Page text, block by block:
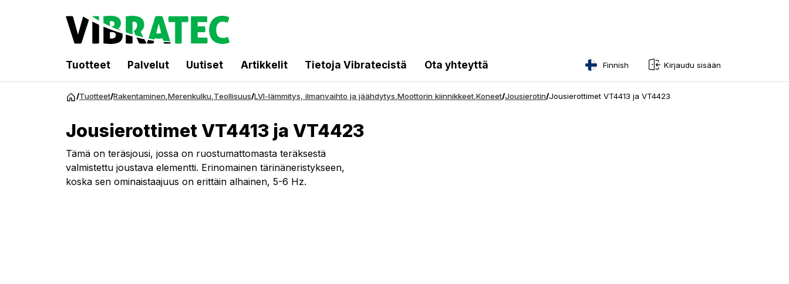
Tuotteet Palvelut Uutiset Artikkelit Tietoja Vibratecistä Ota yhteyttä Finnish Kirjaudu sisään
/Tuotteet/Rakentaminen,Merenkulku,Teollisuus/LVI-lämmitys, ilmanvaihto ja jäähdytys,Moottorin kiinnikkeet,Koneet/Jousierotin/Jousierottimet VT4413 ja VT4423
Jousierottimet VT4413 ja VT4423
Tämä on teräsjousi, jossa on ruostumattomasta teräksestä
valmistettu joustava elementti. Erinomainen tärinäneristykseen,
koska sen ominaistaajuus on erittäin alhainen, 5-6 Hz.